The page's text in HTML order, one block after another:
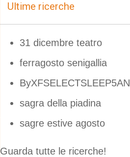
Ultime ricerche
31 dicembre teatro
ferragosto senigallia
sagra della piadina
sagre estive agosto
Guarda tutte le ricerche!